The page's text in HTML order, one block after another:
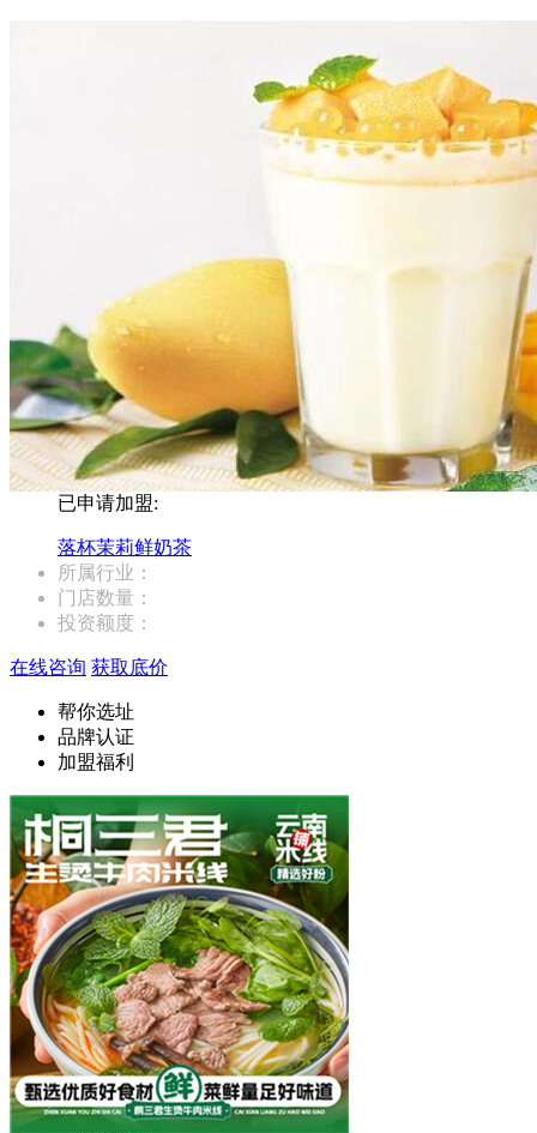
已申请加盟:
落杯茉莉鲜奶茶
所属行业：
门店数量：
投资额度：
在线咨询 获取底价
帮你选址
品牌认证
加盟福利